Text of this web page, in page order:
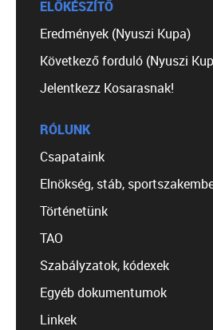
ELŐKÉSZÍTŐ
Eredmények (Nyuszi Kupa)
Következő forduló (Nyuszi
Jelentkezz Kosarasnak!
RÓLUNK
Csapataink
Elnökség, stáb,
Történetünk
TAO
Szabályzatok, kódexek
Egyéb dokumentumok
Linkek